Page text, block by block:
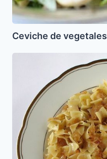
Ceviche de vegetales